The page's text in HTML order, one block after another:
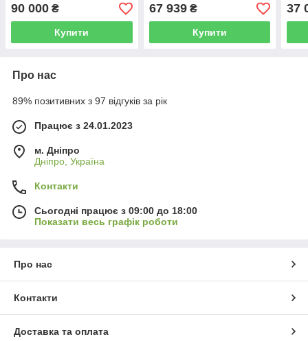
90 000 ₴
Купити
67 939₴
Купити
37
Про нас
89% позитивних з 97 відгуків за рік
Працює з 24.01.2023
м. Дніпро
Дніпро, Україна
Контакти
Сьогодні працює з 09:00 до 18:00
Показати весь графік роботи
Про нас
Контакти
Доставка та оплата